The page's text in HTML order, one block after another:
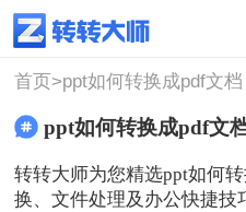
使用技巧
首页>ppt如何转换成pdf文档
ppt如何转换成pdf文
转转大师为您精选ppt如何
换、文件处理及办公快捷技